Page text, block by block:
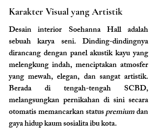
Karakter Visual yang Artistik
Desain interior Soehanna Hall adalah
sebuah karya seni. Dinding-dindingnya
dirancang dengan panel akustik kayu yang
melengkung indah, menciptakan atmosfer
yang mewah, elegan, dan sangat artistik.
Berada di tengah-tengah SCBD,
melangsungkan pernikahan di sini secara
otomatis memancarkan status premium dan
gaya hidup kaum sosialita ibu kota.